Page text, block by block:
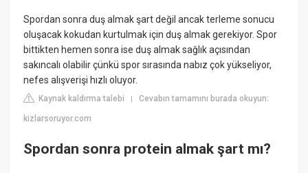
Spordan sonra duş almak şart değil ancak terleme sonucu
oluşacak kokudan kurtulmak için duş almak gerekiyor. Spor
bittikten hemen sonra ise duş almak sağlık açısından
sakıncalı olabilir çünkü spor sırasında nabız çok yükseliyor,
nefes alışverişi hızlı oluyor.
Kaynak kaldırma talebi |Cevabın tamamını burada okuyun:
kizlarsoruyor.com
Spordan sonra protein almak şart mı?